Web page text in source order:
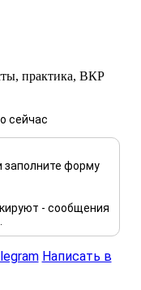
практика, ВКР
сейчас
заполните форму
- сообщения
Написать в